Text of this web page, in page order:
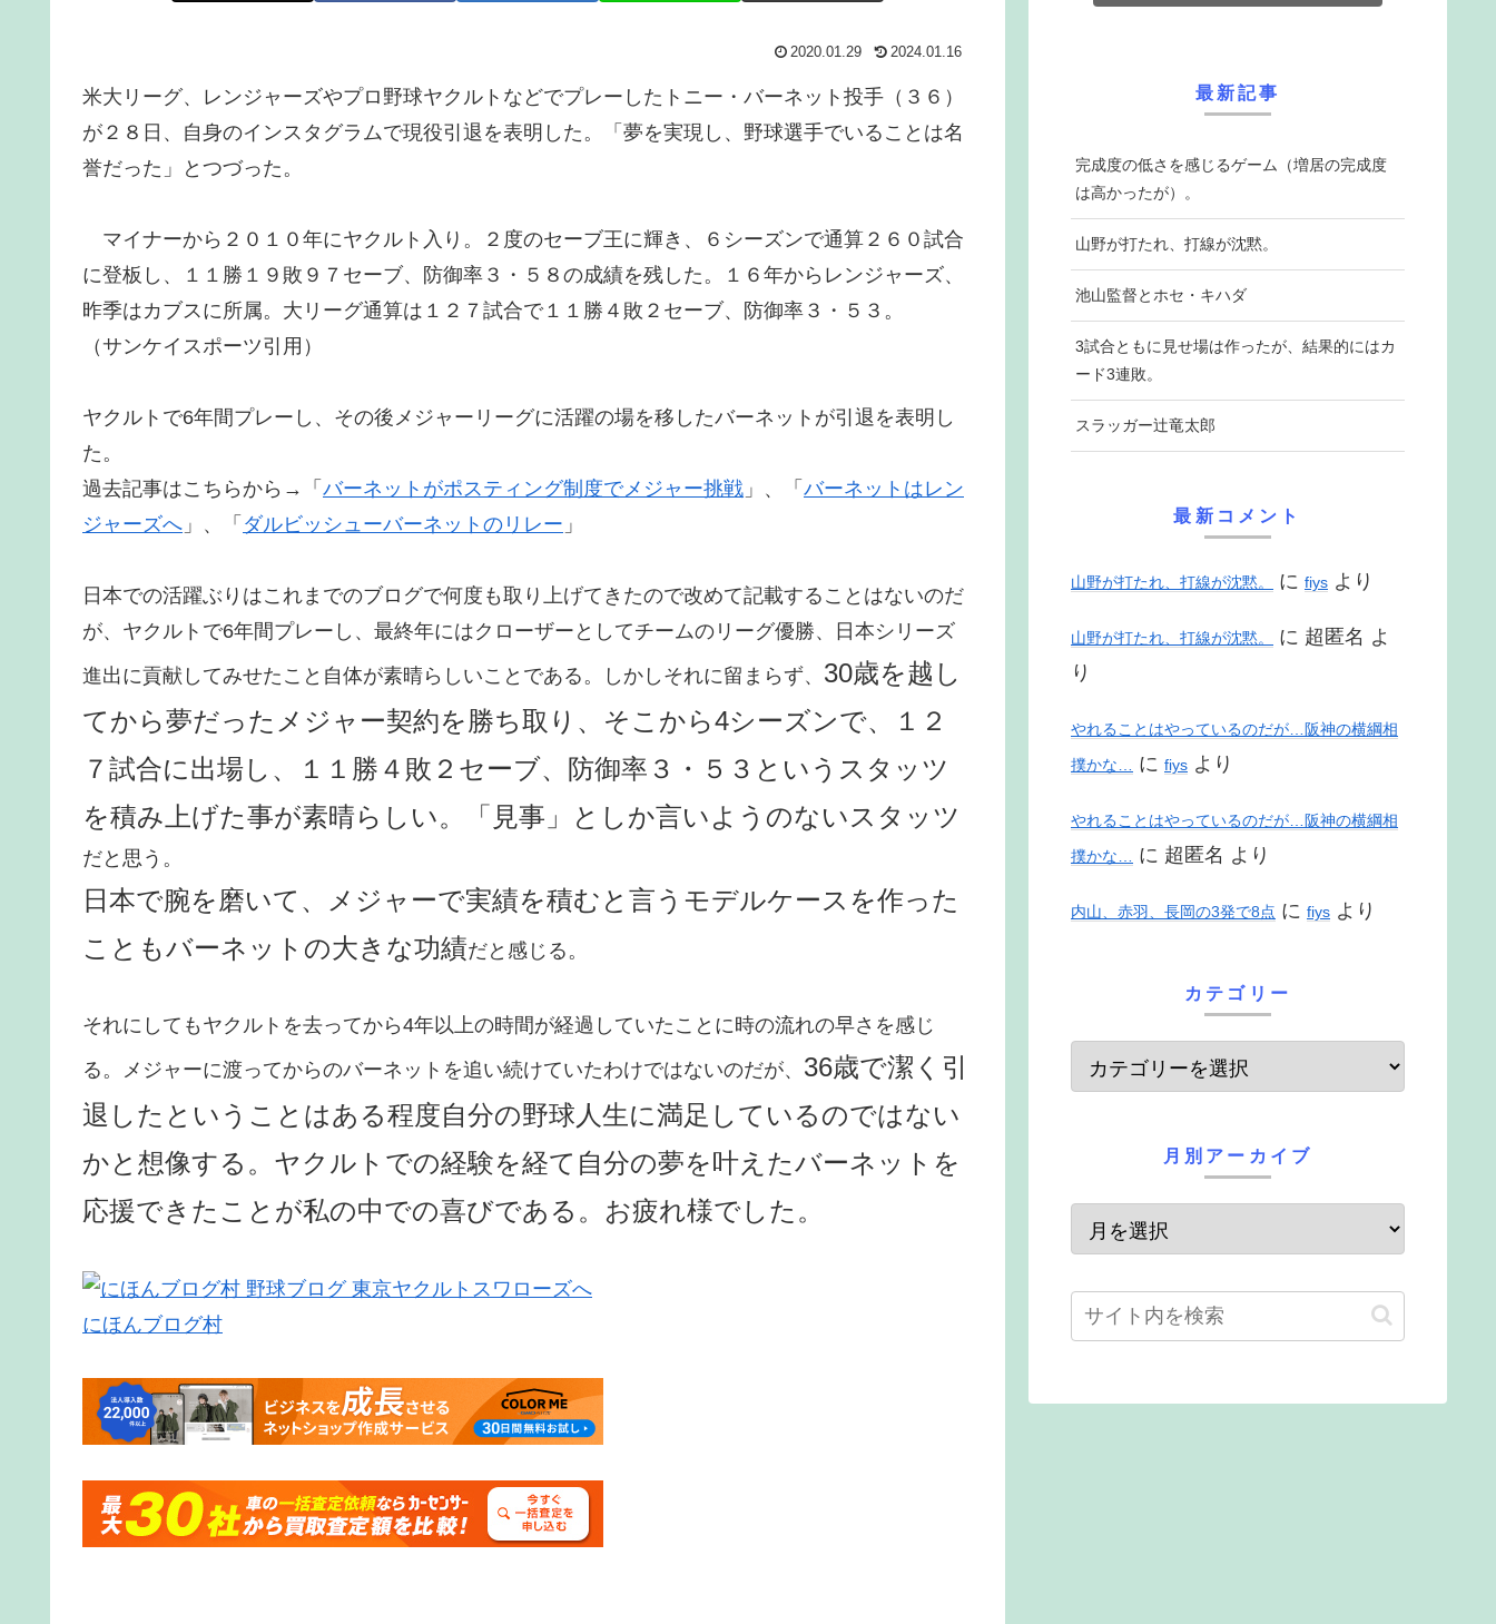
2020.01.29 2024.01.16
米大リーグ、レンジャーズやプロ野球ヤクルトなどでプレーしたトニー・バーネット投手（３６）
が２８日、自身のインスタグラムで現役引退を表明した。「夢を実現し、野球選手でいることは名
誉だった」とつづった。
マイナーから２０１０年にヤクルト入り。２度のセーブ王に輝き、６シーズンで通算２６０試合
に登板し、１１勝１９敗９７セーブ、防御率３・５８の成績を残した。１６年からレンジャーズ、
昨季はカブスに所属。大リーグ通算は１２７試合で１１勝４敗２セーブ、防御率３・５３。
（サンケイスポーツ引用）
ヤクルトで6年間プレーし、その後メジャーリーグに活躍の場を移したバーネットが引退を表明し
た。
過去記事はこちらから→「 バーネットがポスティング制度でメジャー挑戦 」、「 バーネットはレン
ジャーズへ 」、「 ダルビッシューバーネットのリレー 」
日本での活躍ぶりはこれまでのブログで何度も取り上げてきたので改めて記載することはないのだ
が、ヤクルトで6年間プレーし、最終年にはクローザーとしてチームのリーグ優勝、日本シリーズ
進出に貢献してみせたこと自体が素晴らしいことである。しかしそれに留まらず、 30歳を越し
てから夢だったメジャー契約を勝ち取り、そこから4シーズンで、１２
７試合に出場し、１１勝４敗２セーブ、防御率３・５３というスタッツ
を積み上げた事が素晴らしい。「見事」としか言いようのないスタッツ
だと思う。
日本で腕を磨いて、メジャーで実績を積むと言うモデルケースを作った
こともバーネットの大きな功績だと感じる。
それにしてもヤクルトを去ってから4年以上の時間が経過していたことに時の流れの早さを感じ
る。メジャーに渡ってからのバーネットを追い続けていたわけではないのだが、 36歳で潔く引
退 したということはある程度自分の野球人生に満足しているのではない
かと想像する。ヤクルトでの経験を経て自分の夢を叶えたバーネットを
応援できたことが私の中での喜びである。お疲れ様でした。
にほんブログ村
最新記事
完成度の低さを感じるゲーム（増居の完成度
は高かったが）。
山野が打たれ、打線が沈黙。
池山監督とホセ・キハダ
3試合ともに見せ場は作ったが、結果的にはカ
ード3連敗。
スラッガー辻竜太郎
最新コメント
山野が打たれ、打線が沈黙。 に fiys より
山野が打たれ、打線が沈黙。 に 超匿名 よ
り
やれることはやっているのだが…阪神の横綱相
撲かな… に fiys より
やれることはやっているのだが…阪神の横綱相
撲かな… に 超匿名 より
内山、赤羽、長岡の3発で8点 に fiys より
カテゴリー
月別アーカイブ